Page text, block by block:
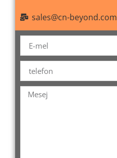
sales@cn-beyond.com